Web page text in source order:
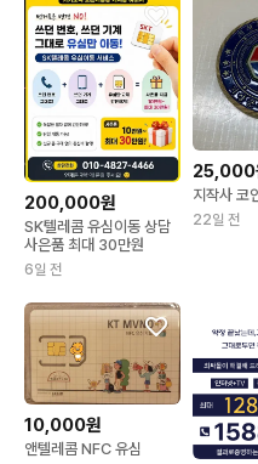
200,000원
SK텔레콤 유심이동 상담
사은품 최대 30만원
6일 전
25,000
지작사 코
22일 전
10,000원
앤텔레콤 NFC 유심